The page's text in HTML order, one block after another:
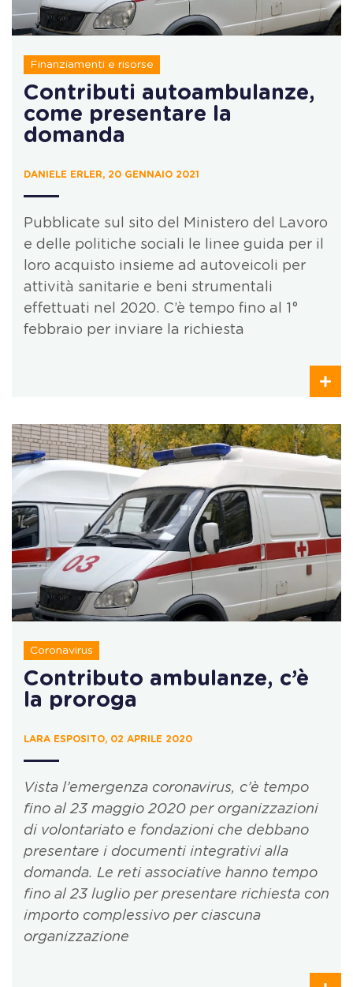
Finanziamenti e risorse
Contributi autoambulanze,
come presentare la
domanda
DANIELE ERLER, 20 GENNAIO 2021
Pubblicate sul sito del Ministero del Lavoro
e delle politiche sociali le linee guida per il
loro acquisto insieme ad autoveicoli per
attività sanitarie e beni strumentali
effettuati nel 2020. C’è tempo fino al 1°
febbraio per inviare la richiesta
Coronavirus
Contributo ambulanze, c’è
la proroga
LARA ESPOSITO, 02 APRILE 2020
Vista l’emergenza coronavirus, c’è tempo
fino al 23 maggio 2020 per organizzazioni
di volontariato e fondazioni che debbano
presentare i documenti integrativi alla
domanda. Le reti associative hanno tempo
fino al 23 luglio per presentare richiesta con
importo complessivo per ciascuna
organizzazione